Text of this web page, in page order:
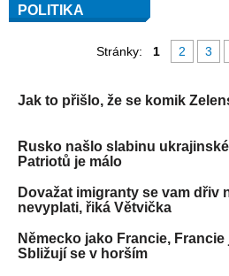
POLITIKA
Stránky: 1 2 3
Jak to přišlo, že se komik
Rusko našlo slabinu
Patriotů je málo
Dovažat imigranty se vam dřiv
nevyplati, řiká Větvička
Německo jako Francie,
Sbližují se v horším